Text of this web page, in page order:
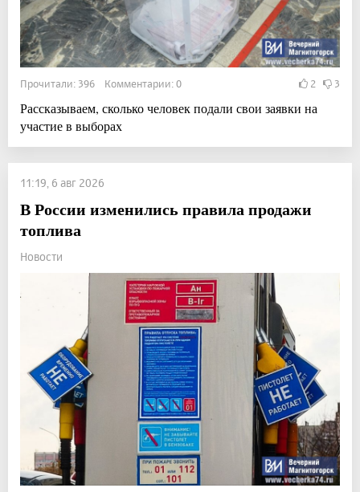
Прочитали: 396 Комментарии: 0 2 3
Рассказываем, сколько человек подали свои заявки на
участие в выборах
11:19, 6 авг 2026
В России изменились правила продажи
топлива
Новости